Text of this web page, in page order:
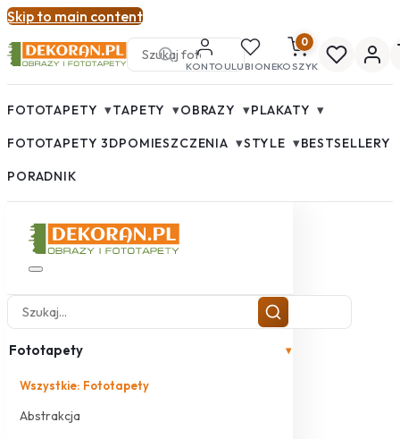
Skip to main content
KONTOULUBIONE
0
KOSZYK
FOTOTAPETY ▾TAPETY ▾OBRAZY ▾PLAKATY ▾
FOTOTAPETY 3DPOMIESZCZENIA ▾STYLE ▾BESTSELLERY
PORADNIK
Fototapety ▾
Wszystkie: Fototapety
Abstrakcja